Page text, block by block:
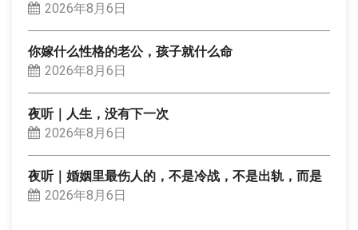
2026年8月6日
你嫁什么性格的老公，孩子就什么命
2026年8月6日
夜听｜人生，没有下一次
2026年8月6日
夜听｜婚姻里最伤人的，不是冷战，不是出轨，而是
2026年8月6日